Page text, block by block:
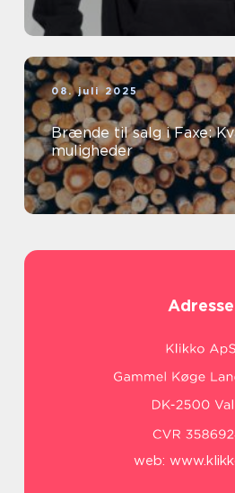
08. juli 2025
Brænde til salg i Faxe:
muligheder
Adresse
web: